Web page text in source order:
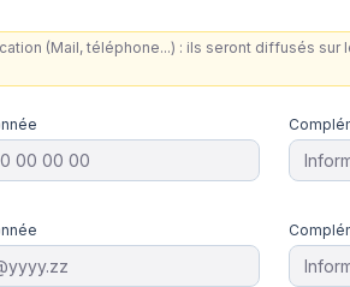
(Mail, téléphone...) : ils seront diffusés